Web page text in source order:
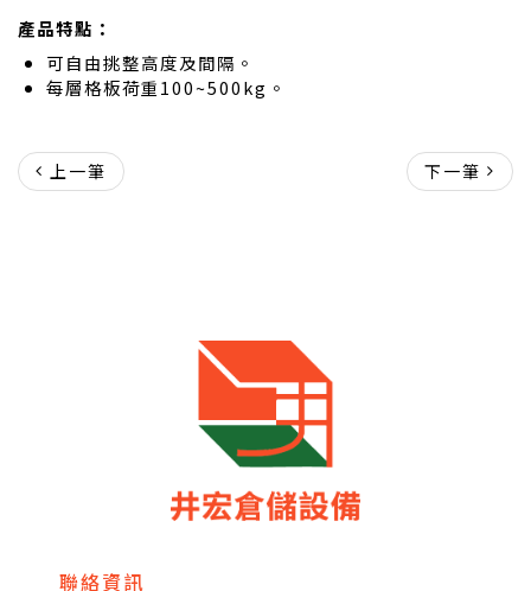
產品特點：
可自由挑整高度及間隔。
每層格板荷重100~500kg。
下一筆
上一筆
聯絡資訊